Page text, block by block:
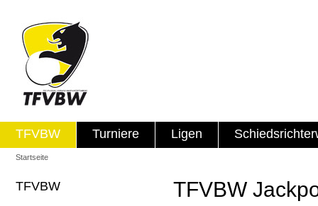
TFVBW Turniere Ligen
Startseite
TFVBW TFVBW